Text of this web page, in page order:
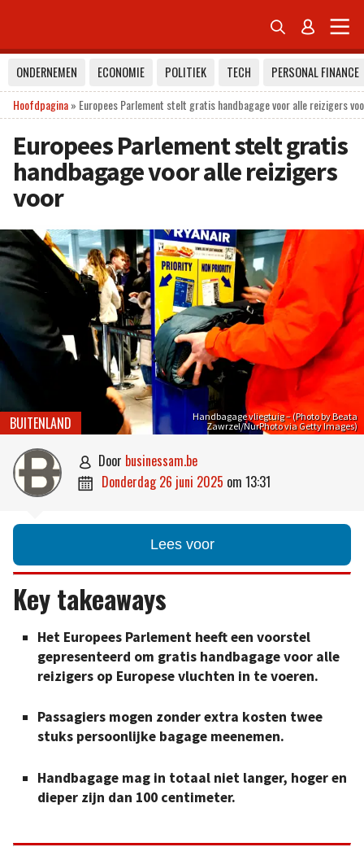
 
ONDERNEMEN ECONOMIE POLITIEK TECH
PERSONAL FINANCE
Hoofdpagina» Europees Parlement stelt gratis handbagage voor alle reizigers
Europees Parlement stelt gratis
handbagage voor alle reizigers
voor
Handbagage vliegtuig – (Photo by Beata
Zawrzel/NurPhoto via Getty Images)
BUITENLAND
 door businessam.be
 donderdag 26 juni 2025 om 13:31
Lees voor
Key takeaways
Het Europees Parlement heeft een voorstel
gepresenteerd om gratis handbagage voor alle
reizigers op Europese vluchten in te voeren.
Passagiers mogen zonder extra kosten twee
stuks persoonlijke bagage meenemen.
Handbagage mag in totaal niet langer, hoger en
dieper zijn dan 100 centimeter.